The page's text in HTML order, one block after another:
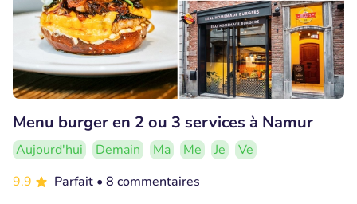
Menu burger en 2 ou 3 services à Namur
Aujourd'hui Demain Ma Me Je
Ve
9.9
Parfait • 8 commentaires